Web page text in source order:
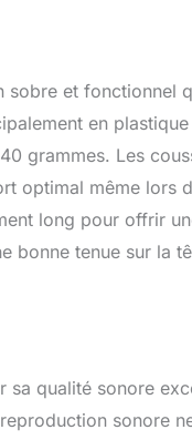
et fonctionnel
en
grammes. Les
optimal même lors
long pour offrir
bonne tenue sur la
sa qualité sonore
sonore